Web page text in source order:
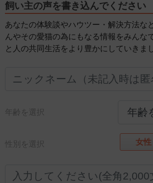
飼い主の声を書き込んでください
あなたの体験談やハウツー・解決方法な
んやその愛猫の為にもなる情報をみんな
と人の共同生活をより豊かにしていきま
年齢を選択
性別を選択 女性